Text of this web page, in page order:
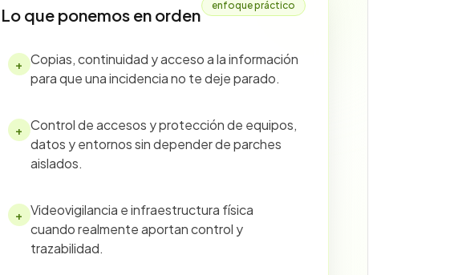
Lo que ponemos en orden enfoque práctico
+ Copias, continuidad y acceso a la información
para que una incidencia no te deje parado.
+ Control de accesos y protección de equipos,
datos y entornos sin depender de parches
aislados.
+ Videovigilancia e infraestructura física
cuando realmente aportan control y
trazabilidad.